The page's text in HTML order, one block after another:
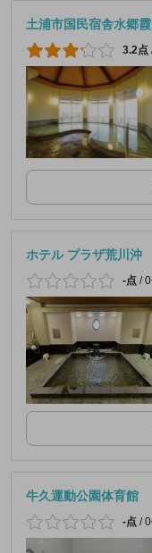
土浦市国民宿舎水郷霞
3.2点
ホテル プラザ荒川沖
-点 /
牛久運動公園体育館
-点 /